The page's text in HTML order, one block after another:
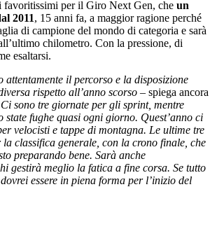
favoritissimi per il Giro Next Gen, che un
2011, 15 anni fa, a maggior ragione perché
di campione del mondo di categoria e sarà
chilometro. Con la pressione, di
esaltarsi.
attentamente il percorso e la disposizione
rispetto all’anno scorso – spiega ancora
Ci sono tre giornate per gli sprint, mentre
state fughe quasi ogni giorno. Quest’anno ci
velocisti e tappe di montagna. Le ultime tre
la classifica generale, con la crono finale, che
preparando bene. Sarà anche
gestirà meglio la fatica a fine corsa. Se tutto
essere in piena forma per l’inizio del